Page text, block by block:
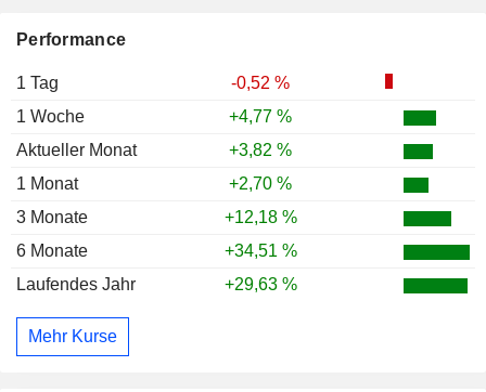
Performance
1 Tag
-0,52 %
1 Woche
+4,77 %
Aktueller Monat
+3,82 %
1 Monat
+2,70 %
3 Monate
+12,18 %
6 Monate
+34,51 %
Laufendes Jahr
+29,63 %
Mehr Kurse